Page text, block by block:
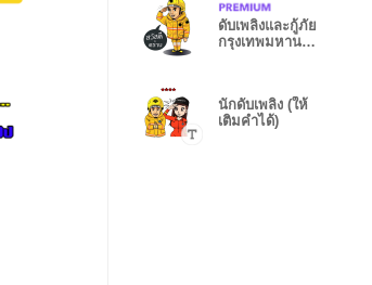
ดับเพลิงและกู้ภัย
กรุงเทพมหานค
นักดับเพลิง (ให้
เติมคำได้)